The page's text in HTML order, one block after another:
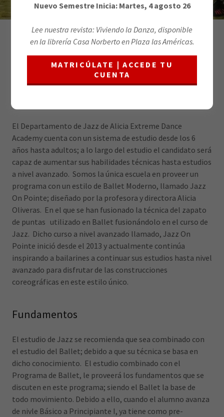
JAZZ
El Departamento de Jazz de Alicia Extreme Dance
Academy cuenta con un sistema de estudio desde los 6
años hasta adultos; a lo largo del estudio el candidato será
capaz de aumentar sus habilidades técnicas hasta estudios
a nivel avanzado. Somos la única escuela en proveer un
programa con un estilo de Ballet Moderno, llamado Jazz
On Pointe; diseñado por la profesora y directora Alicia
Oliveras. En el que se han fusionado la técnica del zapato
de puntas utilizado en Ballet fusionándolo en el curso de
Jazz. Dicho curso a nivel avanzado llamado, Jazz On
Pointe inició desde el 2013 y actualmente continúa
inspirando a bailarines a continuar sus estudios hasta nivel
avanzado para disfrutar de las construcciones
coreográficas en este estilo único.
Fundamentos
El estudio de Jazz se recomienda que sea combinado con
el estudio del Ballet; debido a que su técnica se basa en
dicho conocimiento. El estudio combinado con el
Programa de Ballet, le proveerá los fundamentos que se
discuten en este programa; siendo el Ballet la base de
todo movimiento. Debido a ello, cuando el alumno avanza
de nivle Básico a Principiante I, ya tiene como pre-
Nuevo Semestre Inicia: Martes, 4 agosto 26
Lee nuestra revista: Viviendo la Danza, disponible
en la librería Casa Norberto en Plaza las Américas.
MATRICÚLATE | ACCEDE TU
CUENTA